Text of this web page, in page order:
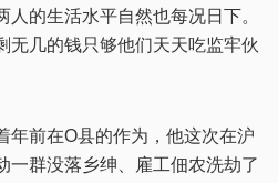
的生活水平自然也每况日下。
无几的钱只够他们天天吃监牢伙
年前在O县的作为，他这次在沪
一群没落乡绅、雇工佃农洗劫了